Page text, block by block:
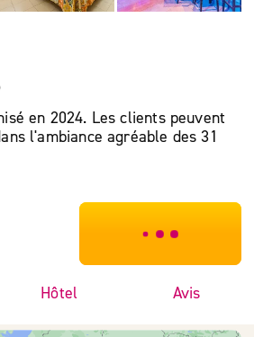
en 2024. Les clients peuvent
l'ambiance agréable des 31
***************
Hôtel Avis